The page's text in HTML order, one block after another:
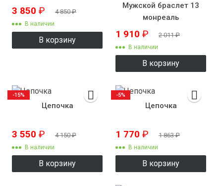
3 850 ₽ 4 850₽
В наличии
В корзину
Мужской браслет 13
монреаль
1 910 ₽ 2 011₽
В наличии
В корзину
Цепочка
3 550 ₽ 4 150₽
В наличии
В корзину
-15%
Цепочка
1 770 ₽ 1 863₽
В наличии
В корзину
-5%